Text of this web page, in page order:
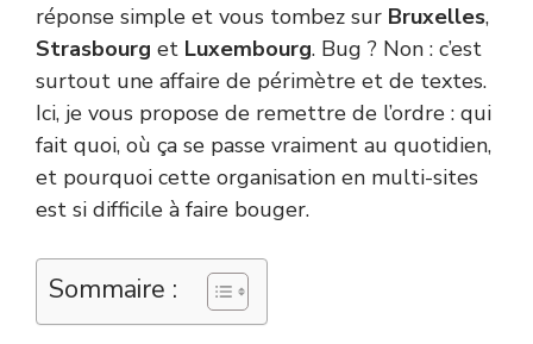
réponse simple et vous tombez sur Bruxelles,
Strasbourg et Luxembourg. Bug ? Non : c’est
surtout une affaire de périmètre et de textes.
Ici, je vous propose de remettre de l’ordre : qui
fait quoi, où ça se passe vraiment au quotidien,
et pourquoi cette organisation en multi-sites
est si difficile à faire bouger.
Sommaire :